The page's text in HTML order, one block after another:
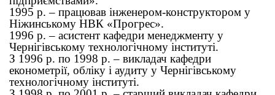
1995 р. – працював інженером-конструктором у
Ніжинському НВК «Прогрес».
1996 р. – асистент кафедри менеджменту у
Чернігівському технологічному інституті.
З 1996 р. по 1998 р. – викладач кафедри
економетрії, обліку і аудиту у Чернігівському
технологічному інституті.